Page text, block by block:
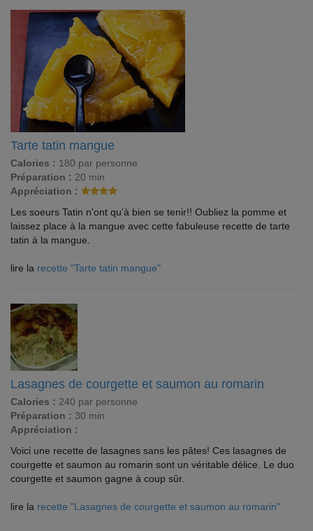
Tarte tatin mangue
Calories : 180 par personne
Préparation : 20 min
Appréciation :
Les soeurs Tatin n'ont qu'à bien se tenir!! Oubliez la pomme et
laissez place à la mangue avec cette fabuleuse recette de tarte
tatin à la mangue.
lire la recette "Tarte tatin mangue"
Lasagnes de courgette et saumon au romarin
Calories : 240 par personne
Préparation : 30 min
Appréciation :
Voici une recette de lasagnes sans les pâtes! Ces lasagnes de
courgette et saumon au romarin sont un véritable délice. Le duo
courgette et saumon gagne à coup sûr.
lire la recette "Lasagnes de courgette et saumon au romarin"